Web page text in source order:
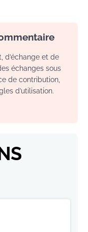
d’échange et de
échanges sous
de contribution,
d’utilisation.